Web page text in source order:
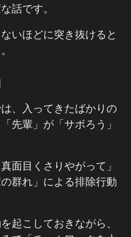
話です。
いほどに突き抜けると
、入ってきたばかりの
先輩」が「サボろう」
面目くさりやがって」
群れ」による排除行動
起こしておきながら、